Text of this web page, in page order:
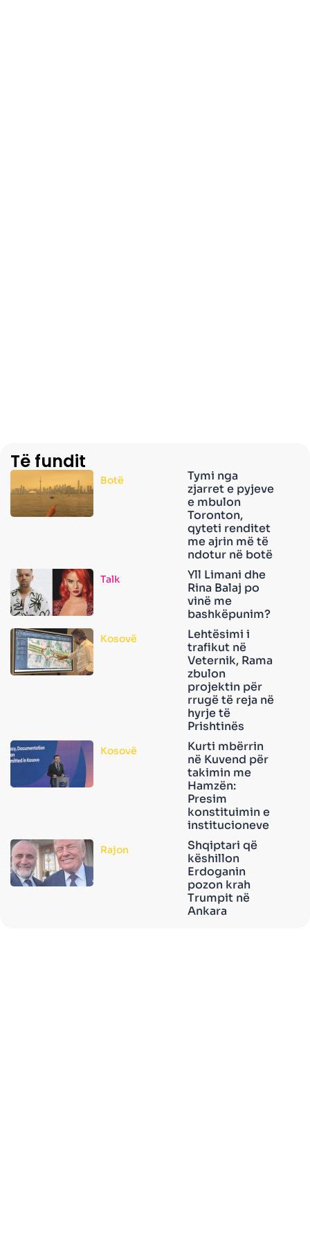
Të fundit
Botë
Tymi nga
zjarret e pyjeve
e mbulon
Toronton,
qyteti renditet
me ajrin më të
ndotur në botë
Talk
Yll Limani dhe
Rina Balaj po
vinë me
bashkëpunim?
Kosovë
Lehtësimi i
trafikut në
Veternik, Rama
zbulon
projektin për
rrugë të reja në
hyrje të
Prishtinës
Kosovë
Kurti mbërrin
në Kuvend për
takimin me
Hamzën:
Presim
konstituimin e
institucioneve
Rajon
Shqiptari që
këshillon
Erdoganin
pozon krah
Trumpit në
Ankara